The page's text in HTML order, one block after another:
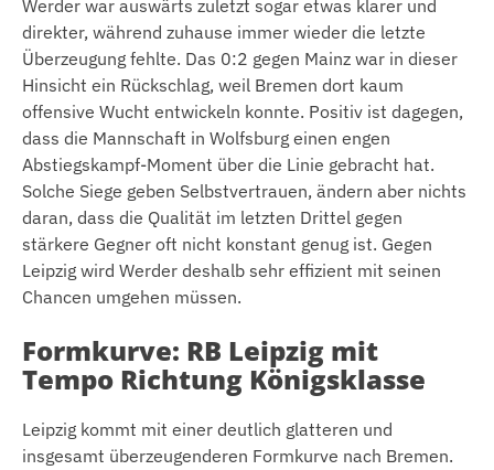
Werder war auswärts zuletzt sogar etwas klarer und
direkter, während zuhause immer wieder die letzte
Überzeugung fehlte. Das 0:2 gegen Mainz war in dieser
Hinsicht ein Rückschlag, weil Bremen dort kaum
offensive Wucht entwickeln konnte. Positiv ist dagegen,
dass die Mannschaft in Wolfsburg einen engen
Abstiegskampf-Moment über die Linie gebracht hat.
Solche Siege geben Selbstvertrauen, ändern aber nichts
daran, dass die Qualität im letzten Drittel gegen
stärkere Gegner oft nicht konstant genug ist. Gegen
Leipzig wird Werder deshalb sehr effizient mit seinen
Chancen umgehen müssen.
Formkurve: RB Leipzig mit
Tempo Richtung Königsklasse
Leipzig kommt mit einer deutlich glatteren und
insgesamt überzeugenderen Formkurve nach Bremen.